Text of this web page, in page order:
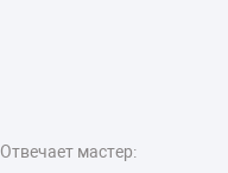
Отвечает мастер: